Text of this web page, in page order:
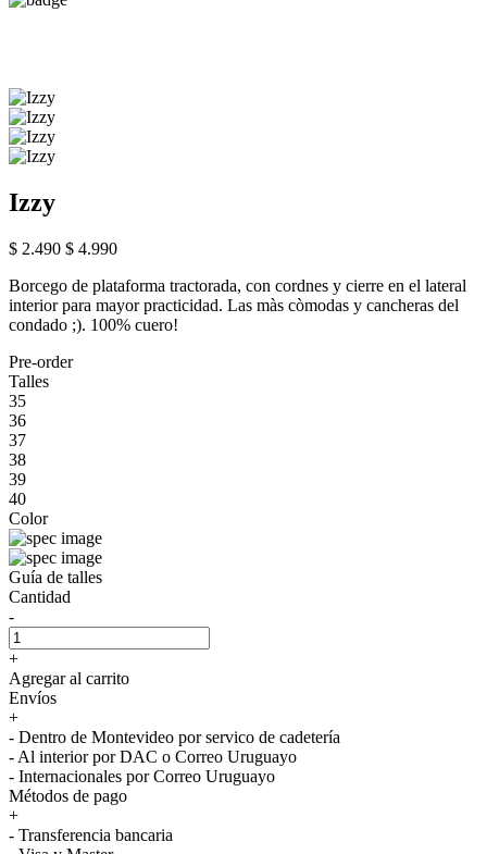
Izzy
$ 2.490 $ 4.990
Borcego de plataforma tractorada, con cordnes y cierre en el lateral
interior para mayor practicidad. Las màs còmodas y cancheras del
condado ;). 100% cuero!
Pre-order
Talles
35
36
37
38
39
40
Color
Guía de talles
Cantidad
-
+
Agregar al carrito
Envíos
+
- Dentro de Montevideo por servico de cadetería
- Al interior por DAC o Correo Uruguayo
- Internacionales por Correo Uruguayo
Métodos de pago
+
- Transferencia bancaria